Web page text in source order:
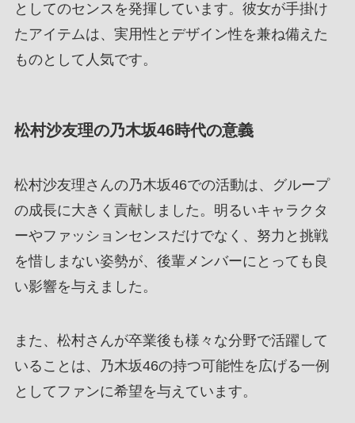
としてのセンスを発揮しています。彼女が手掛け
たアイテムは、実用性とデザイン性を兼ね備えた
ものとして人気です。
松村沙友理の乃木坂46時代の意義
松村沙友理さんの乃木坂46での活動は、グループ
の成長に大きく貢献しました。明るいキャラクタ
ーやファッションセンスだけでなく、努力と挑戦
を惜しまない姿勢が、後輩メンバーにとっても良
い影響を与えました。
また、松村さんが卒業後も様々な分野で活躍して
いることは、乃木坂46の持つ可能性を広げる一例
としてファンに希望を与えています。